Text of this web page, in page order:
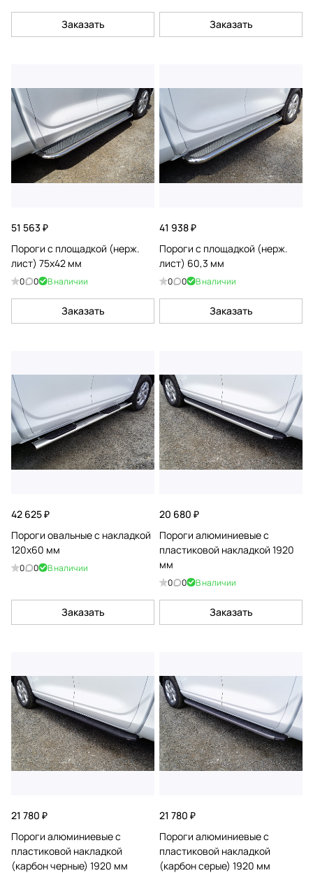
Заказать Заказать
51 563 ₽
Пороги с площадкой (нерж.
лист) 75х42 мм
0 0 В наличии
Заказать
41 938 ₽
Пороги с площадкой (нерж.
лист) 60,3 мм
0 0 В наличии
Заказать
42 625 ₽
Пороги овальные с накладкой
120х60 мм
0 0 В наличии
Заказать
20 680 ₽
Пороги алюминиевые с
пластиковой накладкой 1920
мм
0 0 В наличии
Заказать
21 780 ₽
Пороги алюминиевые с
пластиковой накладкой
(карбон черные) 1920 мм
21 780 ₽
Пороги алюминиевые с
пластиковой накладкой
(карбон серые) 1920 мм